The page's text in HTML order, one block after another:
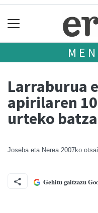
Larraburua
apirilaren
urteko
Joseba eta Nerea 2007ko
Gehitu gaitzazu